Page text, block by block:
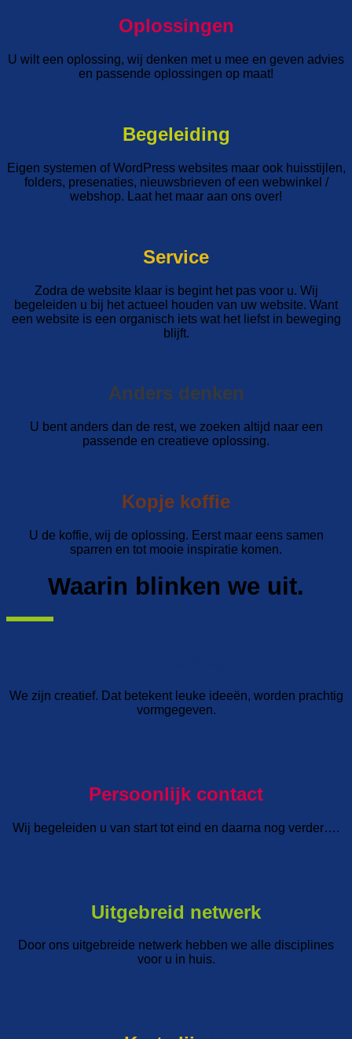
Oplossingen
U wilt een oplossing, wij denken met u mee en geven advies
en passende oplossingen op maat!
Begeleiding
Eigen systemen of WordPress websites maar ook huisstijlen,
folders, presenaties, nieuwsbrieven of een webwinkel /
webshop. Laat het maar aan ons over!
Service
Zodra de website klaar is begint het pas voor u. Wij
begeleiden u bij het actueel houden van uw website. Want
een website is een organisch iets wat het liefst in beweging
blijft.
Anders denken
U bent anders dan de rest, we zoeken altijd naar een
passende en creatieve oplossing.
Kopje koffie
U de koffie, wij de oplossing. Eerst maar eens samen
sparren en tot mooie inspiratie komen.
Waarin blinken we uit.
We zijn creatief. Dat betekent leuke ideeën, worden prachtig
vormgegeven.
Persoonlijk contact
Wij begeleiden u van start tot eind en daarna nog verder….
Uitgebreid netwerk
Door ons uitgebreide netwerk hebben we alle disciplines
voor u in huis.